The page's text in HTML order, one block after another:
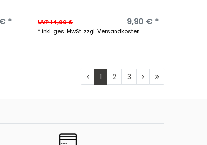
* UVP 14,90 € 9,90 € *
*inkl. ges. MwSt. zzgl.Versandkosten
1 2 3